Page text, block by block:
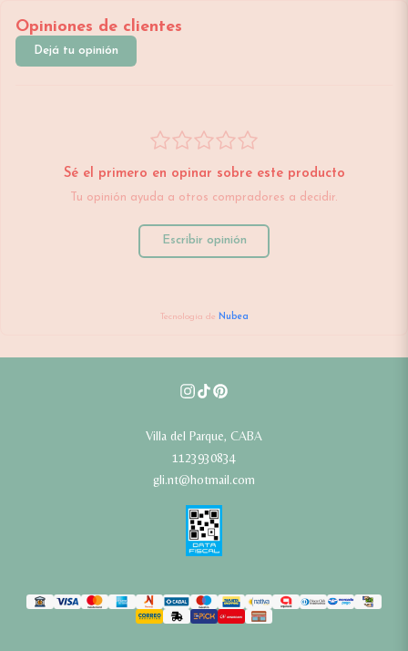
Opiniones de clientes
Dejá tu opinión
Sé el primero en opinar sobre este producto
Tu opinión ayuda a otros compradores a decidir.
Escribir opinión
Tecnología de Nubea
Villa del Parque, CABA
1123930834
gli.nt@hotmail.com